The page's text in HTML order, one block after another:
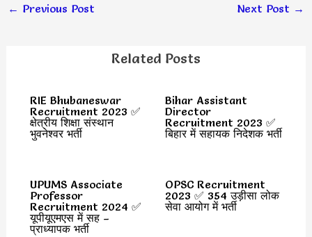
← Previous Post Next Post →
Related Posts
RIE Bhubaneswar
Recruitment 2023 ✅
क्षेत्रीय शिक्षा संस्थान
भुवनेश्वर भर्ती
Bihar Assistant
Director
Recruitment 2023 ✅
बिहार में सहायक निदेशक भर्ती
UPUMS Associate
Professor
Recruitment 2024 ✅
यूपीयूएमएस में सह –
प्राध्यापक भर्ती
OPSC Recruitment
2023 ✅ 354 उड़ीसा लोक
सेवा आयोग में भर्ती